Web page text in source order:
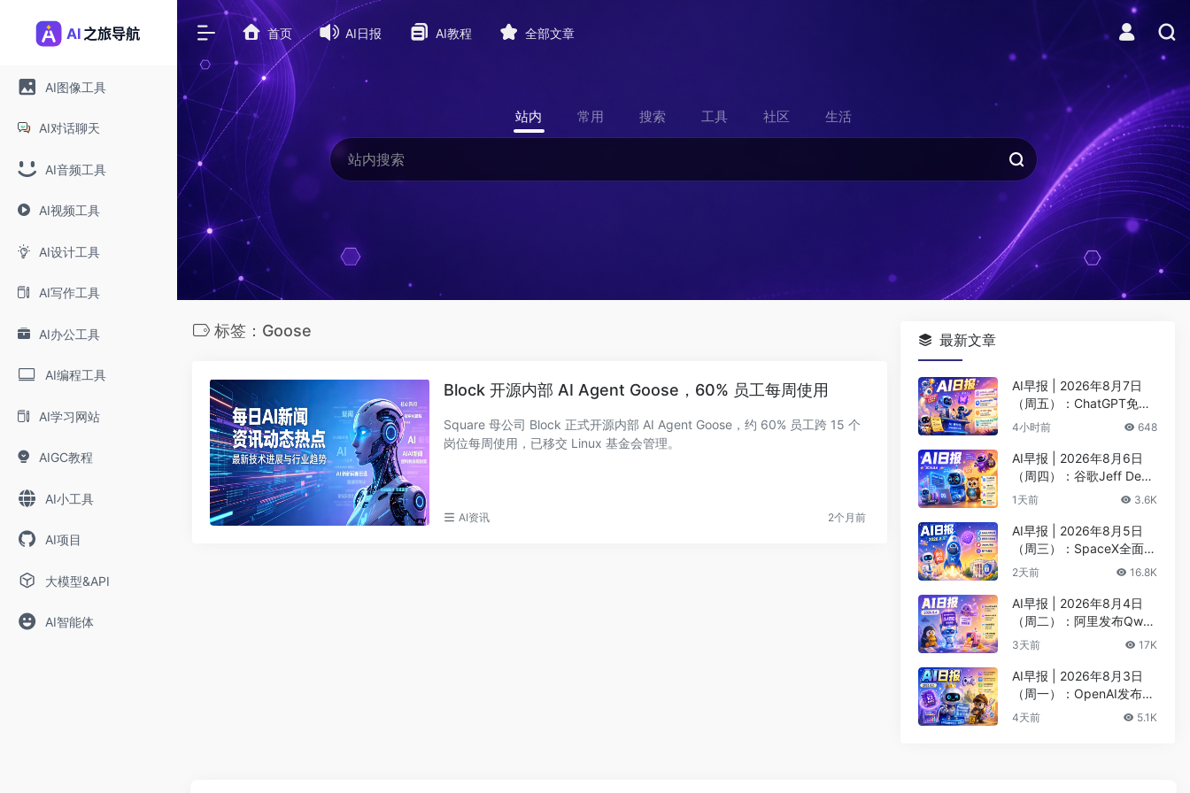
AI图像工具
AI对话聊天
AI音频工具
AI视频工具
AI设计工具
AI写作工具
AI办公工具
AI编程工具
AI学习网站
AIGC教程
AI小工具
AI项目
大模型&API
AI智能体
首页 AI日报 AI教程 全部文章
站内 常用 搜索 工具 社区 生活
标签：Goose
Block 开源内部 AI Agent Goose，60% 员工每周使用
Square 母公司 Block 正式开源内部 AI Agent Goose，约 60% 员工跨 15 个
岗位每周使用，已移交 Linux 基金会管理。
AI资讯 2个月前
最新文章
AI早报 | 2026年8月7日
（周五）：ChatGPT免费
版升级GPT-5.6 Luna无限
萨比斯卸任CEO
4小时前 648
AI早报 | 2026年8月6日
（周四）：谷歌Jeff Dean
创办AI科学公司、Meta发
1天前 3.6K
AI早报 | 2026年8月5日
（周三）：SpaceX全面押
注英伟达布局太空AI、四
2天前 16.8K
AI早报 | 2026年8月4日
（周二）：阿里发布Qwen
3.8-Max旗舰模型、MiniM
3天前 17K
AI早报 | 2026年8月3日
（周一）：OpenAI发布Pr
esence、DNA证据被曝可
4天前 5.1K